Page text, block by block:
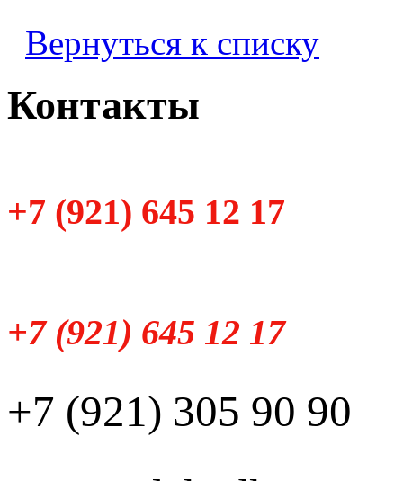
Вернуться к списку
Контакты
+7 (921) 645 12 17
+7 (921) 645 12 17
+7 (921) 305 90 90